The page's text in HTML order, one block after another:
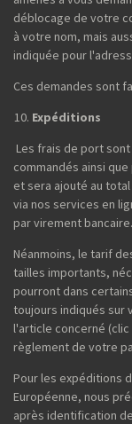
déblocage de votre
à votre nom, mais
indiquée pour
Ces demandes sont
Expéditions
Les frais de port
commandés ainsi
et sera ajouté au
via nos services en
par virement bancaire.
Néanmoins, le tarif
tailles importants,
pourront dans
toujours indiqués sur
l'article concerné
règlement de votre
Pour les expéditions
Européenne, nous
après identification